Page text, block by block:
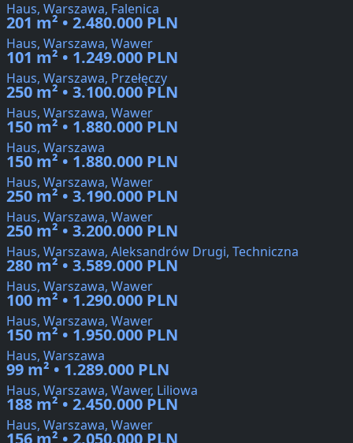
Haus, Warszawa, Falenica
201 m² • 2.480.000 PLN
Haus, Warszawa, Wawer
101 m² • 1.249.000 PLN
Haus, Warszawa, Przełęczy
250 m² • 3.100.000 PLN
Haus, Warszawa, Wawer
150 m² • 1.880.000 PLN
Haus, Warszawa
150 m² • 1.880.000 PLN
Haus, Warszawa, Wawer
250 m² • 3.190.000 PLN
Haus, Warszawa, Wawer
250 m² • 3.200.000 PLN
Haus, Warszawa, Aleksandrów Drugi, Techniczna
280 m² • 3.589.000 PLN
Haus, Warszawa, Wawer
100 m² • 1.290.000 PLN
Haus, Warszawa, Wawer
150 m² • 1.950.000 PLN
Haus, Warszawa
99 m² • 1.289.000 PLN
Haus, Warszawa, Wawer, Liliowa
188 m² • 2.450.000 PLN
Haus, Warszawa, Wawer